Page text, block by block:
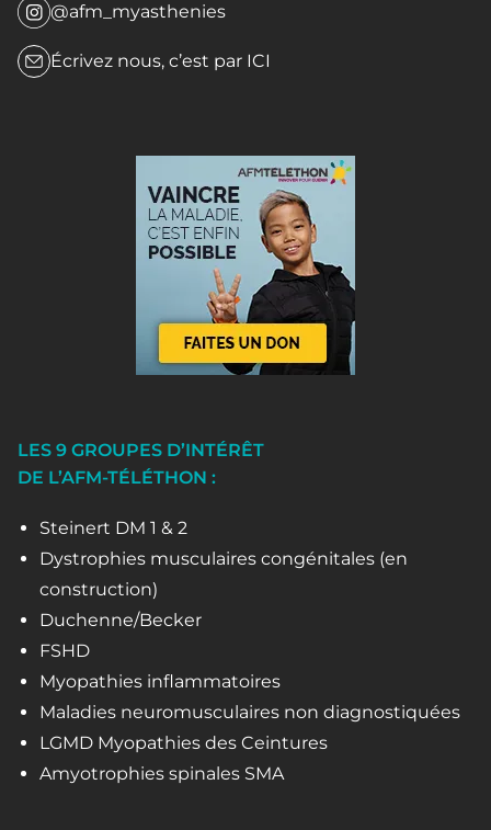
@afm_myasthenies
Écrivez nous, c’est par ICI
LES 9 GROUPES D’INTÉRÊT
DE L’AFM-TÉLÉTHON :
Steinert DM 1 & 2
Dystrophies musculaires congénitales (en
construction)
Duchenne/Becker
FSHD
Myopathies inflammatoires
Maladies neuromusculaires non diagnostiquées
LGMD Myopathies des Ceintures
Amyotrophies spinales SMA